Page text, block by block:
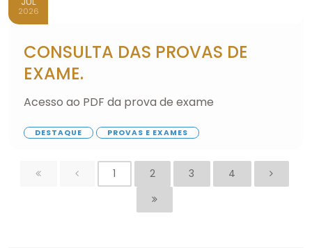
2026
CONSULTA DAS PROVAS DE
EXAME.
Acesso ao PDF da prova de exame
DESTAQUE PROVAS E EXAMES
1 2 3 4